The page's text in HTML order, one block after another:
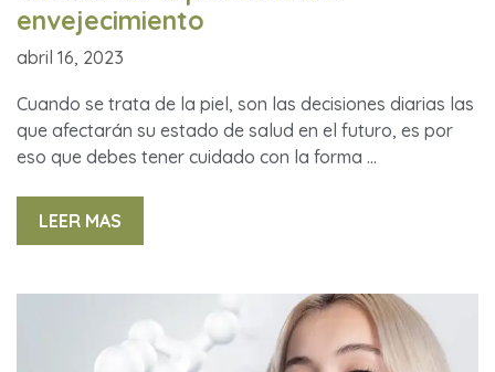
envejecimiento
abril 16, 2023
Cuando se trata de la piel, son las decisiones diarias las
que afectarán su estado de salud en el futuro, es por
eso que debes tener cuidado con la forma …
LEER MAS